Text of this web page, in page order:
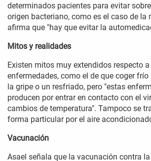
determinados pacientes para evitar
origen bacteriano, como es el caso de la
afirma que "hay que evitar la
Mitos y realidades
Existen mitos muy extendidos respecto
enfermedades, como el de que coger
la gripe o un resfriado, pero "estas
producen por entrar en contacto con el
cambios de temperatura". Tampoco se
forma particular por el aire
Vacunación
Asael señala que la vacunación contra